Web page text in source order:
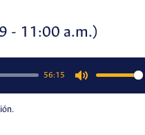
- 11:00 a.m.)
56:15